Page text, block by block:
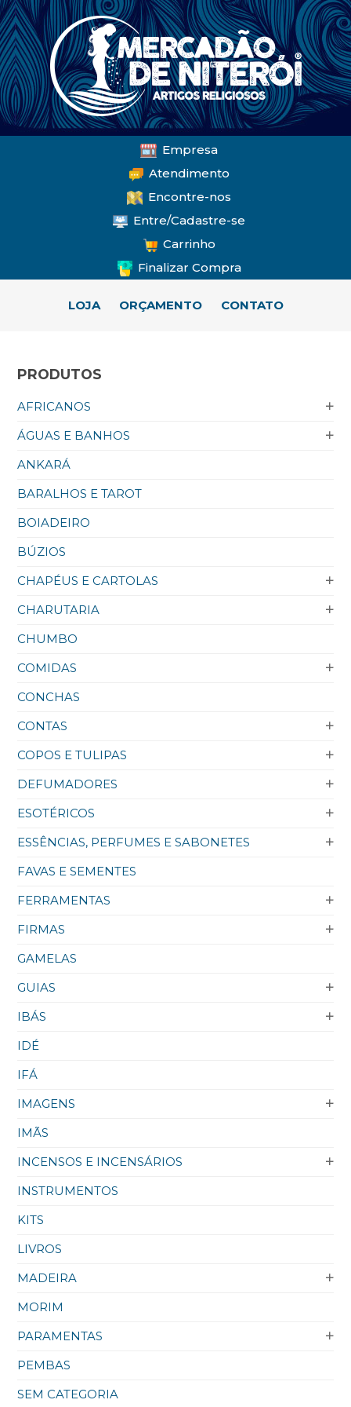
Empresa
Atendimento
Encontre-nos
Entre/Cadastre-se
Carrinho
Finalizar Compra
LOJA ORÇAMENTO CONTATO
PRODUTOS
AFRICANOS
ÁGUAS E BANHOS
ANKARÁ
BARALHOS E TAROT
BOIADEIRO
BÚZIOS
CHAPÉUS E CARTOLAS
CHARUTARIA
CHUMBO
COMIDAS
CONCHAS
CONTAS
COPOS E TULIPAS
DEFUMADORES
ESOTÉRICOS
ESSÊNCIAS, PERFUMES E SABONETES
FAVAS E SEMENTES
FERRAMENTAS
FIRMAS
GAMELAS
GUIAS
IBÁS
IDÉ
IFÁ
IMAGENS
IMÃS
INCENSOS E INCENSÁRIOS
INSTRUMENTOS
KITS
LIVROS
MADEIRA
MORIM
PARAMENTAS
PEMBAS
SEM CATEGORIA